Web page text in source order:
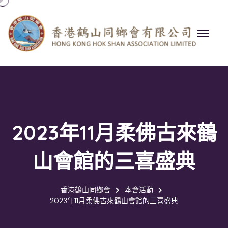
2023年11月柔佛古來鶴
山會館的三喜盛典
香港鶴山同鄉會
本會活動
2023年11月柔佛古來鶴山會館的三喜盛典